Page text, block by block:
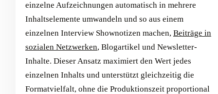
einzelne Aufzeichnungen automatisch in mehrere
Inhaltselemente umwandeln und so aus einem
einzelnen Interview Shownotizen machen, Beiträge in
sozialen Netzwerken, Blogartikel und Newsletter-
Inhalte. Dieser Ansatz maximiert den Wert jedes
einzelnen Inhalts und unterstützt gleichzeitig die
Formatvielfalt, ohne die Produktionszeit proportional